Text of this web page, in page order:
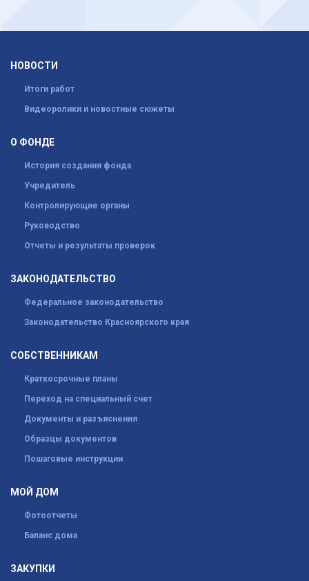
НОВОСТИ
Итоги работ
Видеоролики и новостные сюжеты
О ФОНДЕ
История создания фонда
Учредитель
Контролирующие органы
Руководство
Отчеты и результаты проверок
ЗАКОНОДАТЕЛЬСТВО
Федеральное законодательство
Законодательство Красноярского края
СОБСТВЕННИКАМ
Краткосрочные планы
Переход на специальный счет
Документы и разъяснения
Образцы документов
Пошаговые инструкции
МОЙ ДОМ
Фотоотчеты
Баланс дома
ЗАКУПКИ